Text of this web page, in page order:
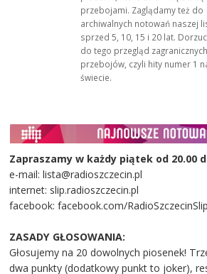
przebojami. Zaglądamy też do
archiwalnych notowań naszej
sprzed 5, 10, 15 i 20 lat.
do tego przegląd
przebojów, czyli hity numer 1
świecie.
Zapraszamy w każdy piątek od 20.00
e-mail: lista@radioszczecin.pl
internet: slip.radioszczecin.pl
facebook: facebook.com/RadioSzczecinSlip
ZASADY GŁOSOWANIA:
Głosujemy na 20 dowolnych piosenek!
dwa punkty (dodatkowy punkt to joker),